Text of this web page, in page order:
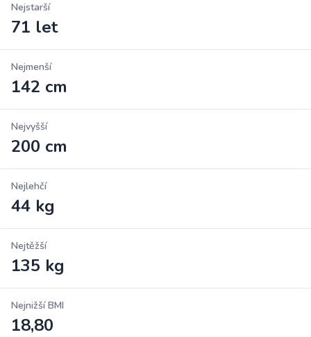
Nejstarší
71 let
Nejmenší
142 cm
Nejvyšší
200 cm
Nejlehčí
44 kg
Nejtěžší
135 kg
Nejnižší BMI
18,80